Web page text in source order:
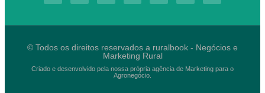
© Todos os direitos reservados a ruralbook - Negócios e
Marketing Rural
Criado e desenvolvido pela nossa própria agência de Marketing para o
Agronegócio.